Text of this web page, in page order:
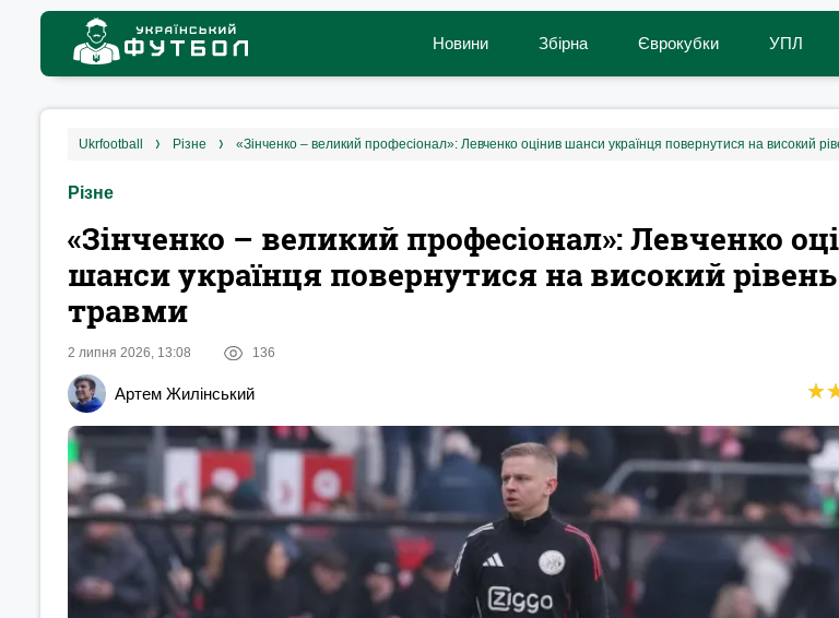
Новини Збірна Єврокубки УПЛ
ukrfootball різне «Зінченко – великий професіонал»: Левченко оцінив шанси українця повернутися на високий
Різне
«Зінченко – великий професіонал»: Левченко
шанси українця повернутися на високий рівень
травми
2 липня 2026, 13:08 136
Артем Жилінський ★
★